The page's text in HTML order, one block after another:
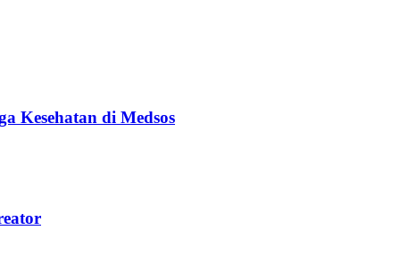
Kesehatan di Medsos